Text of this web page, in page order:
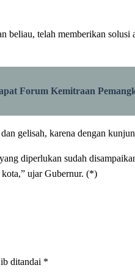
telah memberikan
Forum Kemitraan
gelisah, karena dengan
diperlukan sudah
kota,” ujar Gubernur. (*)
ditandai *